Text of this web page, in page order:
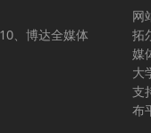
、博达全媒体
网
拓
媒
大
支
布